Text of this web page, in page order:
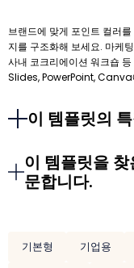
브랜드에 맞게 포인트 컬러
지를 구조화해 보세요. 마케
사내 코크리에이션 워크숍
Slides, PowerPoint, Canva
이 템플릿의
이 템플릿을
문합니다.
기본형 기업용